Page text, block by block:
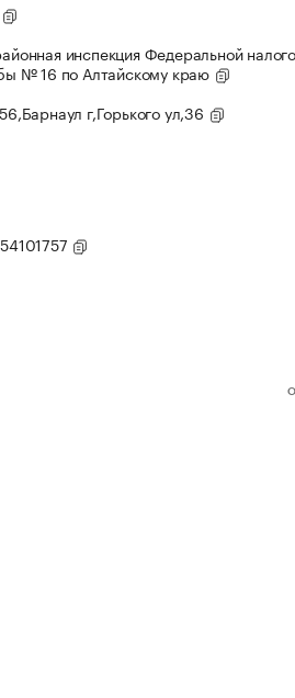
инспекция Федеральной
№ 16 по Алтайскому краю
г,Горького ул,36